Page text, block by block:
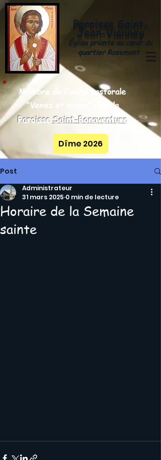
Paroisse Saint-
Jean-Vianney
Église priante au cœur du
quartier Rosemont
Membre de l'unité pastorale
"Venez et voyez" avec la
Paroisse Saint-Bonaventure
Dîme 2026
Post
Horaire de la Semaine
sainte
Administrateur
31 mars 2025 0 min de lecture